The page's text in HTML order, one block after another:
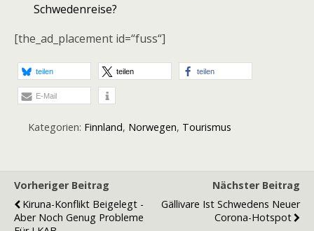
Schwedenreise?
[the_ad_placement id=“fuss“]
teilen teilen teilen
E-Mail
Kategorien: Finnland, Norwegen, Tourismus
Vorheriger Beitrag
Kiruna-Konflikt Beigelegt -
Aber Noch Genug Probleme
Nächster Beitrag
Gällivare Ist Schwedens Neuer
Corona-Hotspot